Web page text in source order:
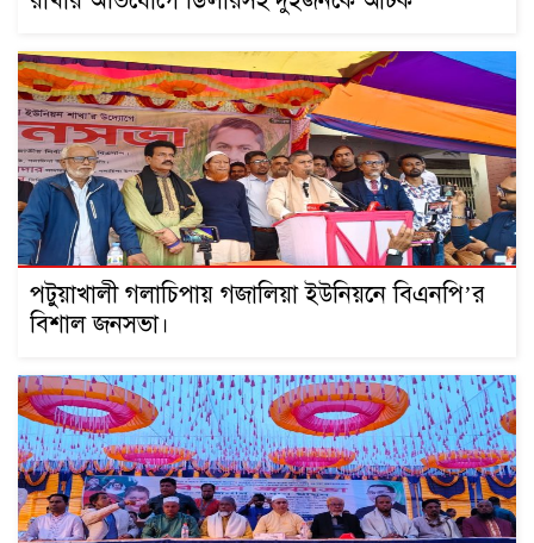
‎পটুয়াখালী গলাচিপায় গজালিয়া ইউনিয়নে বিএনপি’র
বিশাল জনসভা।